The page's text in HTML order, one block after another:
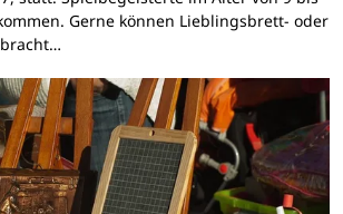
Gerne können Lieblingsbrett- oder